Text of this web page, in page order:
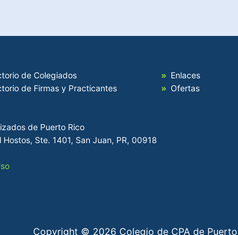
de Colegiados
de Firmas y Practicantes
Enlaces
Ofertas
de Puerto Rico
Ste. 1401, San Juan, PR, 00918
Copyright © 2026 Colegio de CPA de